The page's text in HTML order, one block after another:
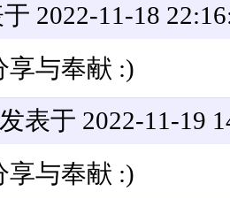
2022-11-18
享与奉献 :)
发表于 2022-11-19
享与奉献 :)